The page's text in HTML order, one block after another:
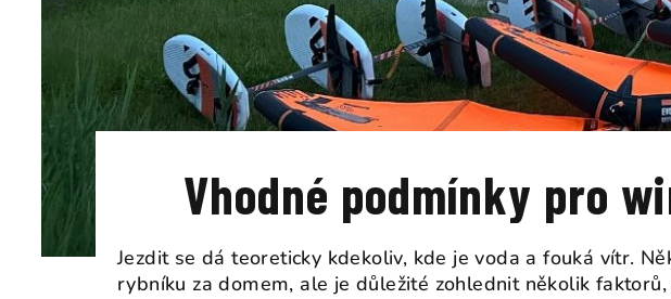
Vhodné podmínky pro
Jezdit se dá teoreticky kdekoliv, kde je voda a fouká vítr.
rybníku za domem, ale je důležité zohlednit několik